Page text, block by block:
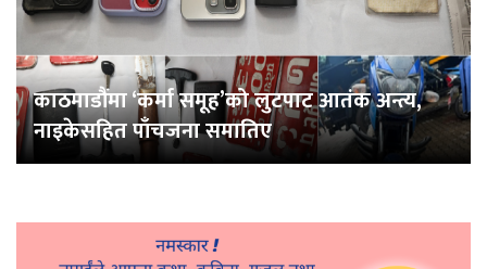
काठमाडौंमा ‘कर्मा समूह’को लुटपाट आतंक अन्त्य,
नाइकेसहित पाँचजना समातिए